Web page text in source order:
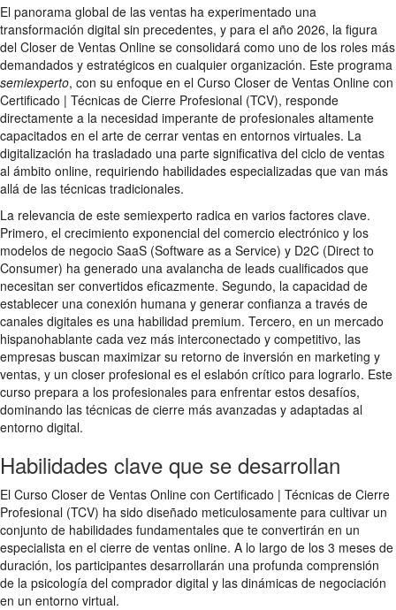
El panorama global de las ventas ha experimentado una
transformación digital sin precedentes, y para el año 2026, la figura
del Closer de Ventas Online se consolidará como uno de los roles más
demandados y estratégicos en cualquier organización. Este programa
semiexperto, con su enfoque en el Curso Closer de Ventas Online con
Certificado | Técnicas de Cierre Profesional (TCV), responde
directamente a la necesidad imperante de profesionales altamente
capacitados en el arte de cerrar ventas en entornos virtuales. La
digitalización ha trasladado una parte significativa del ciclo de ventas
al ámbito online, requiriendo habilidades especializadas que van más
allá de las técnicas tradicionales.
La relevancia de este semiexperto radica en varios factores clave.
Primero, el crecimiento exponencial del comercio electrónico y los
modelos de negocio SaaS (Software as a Service) y D2C (Direct to
Consumer) ha generado una avalancha de leads cualificados que
necesitan ser convertidos eficazmente. Segundo, la capacidad de
establecer una conexión humana y generar confianza a través de
canales digitales es una habilidad premium. Tercero, en un mercado
hispanohablante cada vez más interconectado y competitivo, las
empresas buscan maximizar su retorno de inversión en marketing y
ventas, y un closer profesional es el eslabón crítico para lograrlo. Este
curso prepara a los profesionales para enfrentar estos desafíos,
dominando las técnicas de cierre más avanzadas y adaptadas al
entorno digital.
Habilidades clave que se desarrollan
El Curso Closer de Ventas Online con Certificado | Técnicas de Cierre
Profesional (TCV) ha sido diseñado meticulosamente para cultivar un
conjunto de habilidades fundamentales que te convertirán en un
especialista en el cierre de ventas online. A lo largo de los 3 meses de
duración, los participantes desarrollarán una profunda comprensión
de la psicología del comprador digital y las dinámicas de negociación
en un entorno virtual.